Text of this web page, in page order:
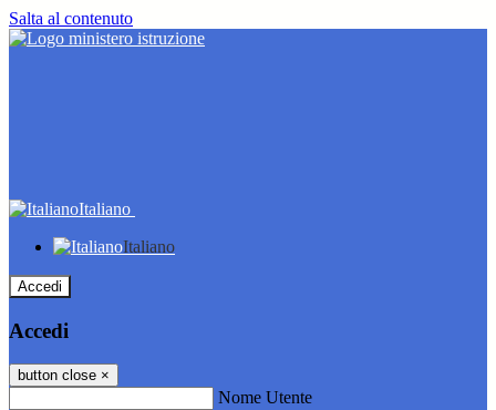
Salta al contenuto
Italiano
Italiano
Accedi
Accedi
button close ×
Nome Utente